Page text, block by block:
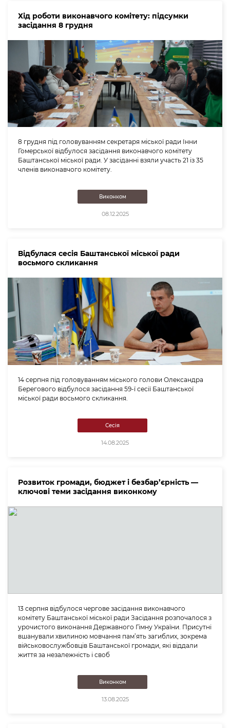
Хід роботи виконавчого комітету: підсумки
засідання 8 грудня
8 грудня під головуванням секретаря міської ради Інни
Гомерської відбулося засідання виконавчого комітету
Баштанської міської ради. У засіданні взяли участь 21 із 35
членів виконавчого комітету.
Виконком
08.12.2025
Відбулася сесія Баштанської міської ради
восьмого скликання
14 серпня під головуванням міського голови Олександра
Берегового відбулося засідання 59-ї сесії Баштанської
міської ради восьмого скликання.
Сесія
14.08.2025
Розвиток громади, бюджет і безбар’єрність —
ключові теми засідання виконкому
13 серпня відбулося чергове засідання виконавчого
комітету Баштанської міської ради Засідання розпочалося з
урочистого виконання Державного Гімну України. Присутні
вшанували хвилиною мовчання пам’ять загиблих, зокрема
військовослужбовців Баштанської громади, які віддали
життя за незалежність і своб
Виконком
13.08.2025